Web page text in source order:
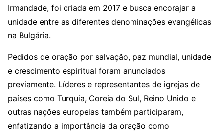
Irmandade, foi criada em 2017 e busca encorajar a
unidade entre as diferentes denominações evangélicas
na Bulgária.
Pedidos de oração por salvação, paz mundial, unidade
e crescimento espiritual foram anunciados
previamente. Líderes e representantes de igrejas de
países como Turquia, Coreia do Sul, Reino Unido e
outras nações europeias também participaram,
enfatizando a importância da oração como